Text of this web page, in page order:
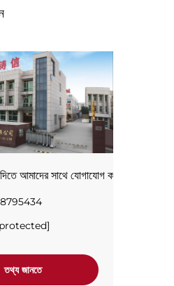
আমাদের সাথে যোগাযোগ করুন!
তথ্য জানতে